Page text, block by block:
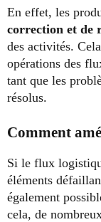
En effet, les
correction et de
des activités.
opérations des
tant que les
résolus.
Comment
Si le flux
éléments
également
cela, de